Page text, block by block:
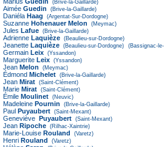
(Brive-la-Gaillarde)
Aimée Guedin (Brive-la-Gaillarde)
Daniéla Haag (Argentat-Sur-Dordogne)
Suzanne Hohenauer Melon (Meymac)
Jules Lafue (Brive-la-Gaillarde)
Adrienne Laquièze (Beaulieu-sur-Dordogne)
Jeanette Laquièze (Beaulieu-sur-Dordogne) (Bassignac-
Germain Leix (Yssandon)
Marguerite Leix (Yssandon)
Jean Melon (Meymac)
Édmond Michelet (Brive-la-Gaillarde)
Jean Mirat (Saint-Clément)
Marie Mirat (Saint-Clément)
Émile Moulinet (Neuvic)
Madeleine Pournin (Brive-la-Gaillarde)
Paul Puyaubert (Saint-Mexant)
Geneviève Puyaubert (Saint-Mexant)
Jean Ripoche (Rilhac-Xaintrie)
Marie-Louise Rouland (Varetz)
Henri Rouland (Varetz)